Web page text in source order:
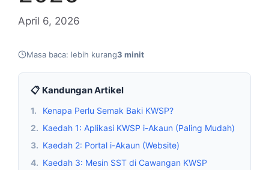
April 6, 2026
Masa baca: lebih kurang3 minit
📋 Kandungan Artikel
1.
Kenapa Perlu Semak Baki KWSP?
2. Kaedah 1: Aplikasi KWSP i-Akaun (Paling Mudah)
3. Kaedah 2: Portal i-Akaun (Website)
4. Kaedah 3: Mesin SST di Cawangan KWSP